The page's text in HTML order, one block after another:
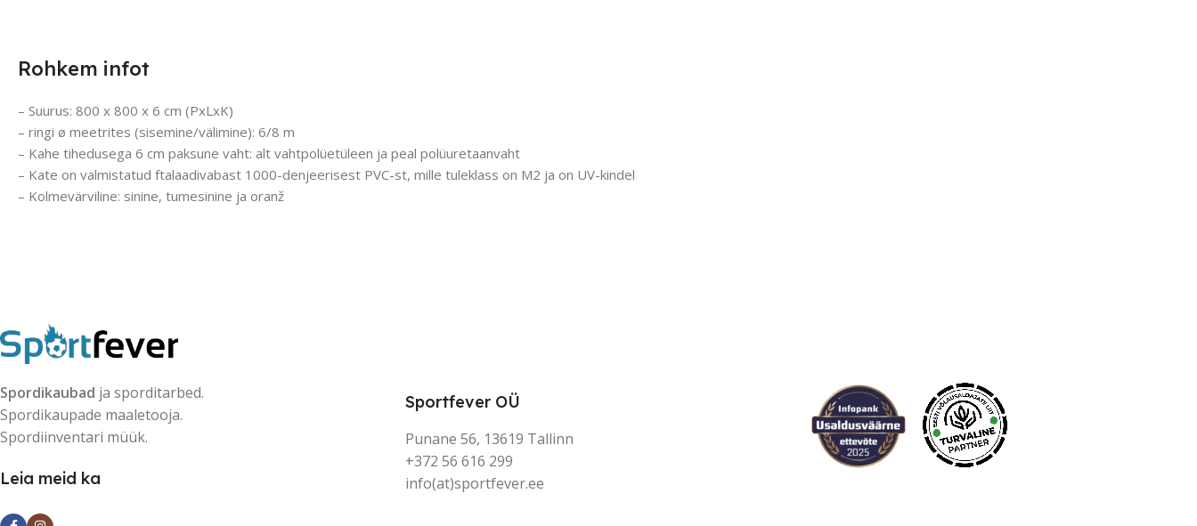
Rohkem infot
– Suurus: 800 x 800 x 6 cm (PxLxK)
– ringi ø meetrites (sisemine/välimine): 6/8 m
– Kahe tihedusega 6 cm paksune vaht: alt vahtpolüetüleen ja peal polüuretaanvaht
– Kate on valmistatud ftalaadivabast 1000-denjeerisest PVC-st, mille tuleklass on M2 ja on UV-kindel
– Kolmevärviline: sinine, tumesinine ja oranž
Spordikaubad ja sporditarbed.
Spordikaupade maaletooja.
Spordiinventari müük.
Leia meid ka
Sportfever OÜ
Punane 56, 13619 Tallinn
+372 56 616 299
info(at)sportfever.ee